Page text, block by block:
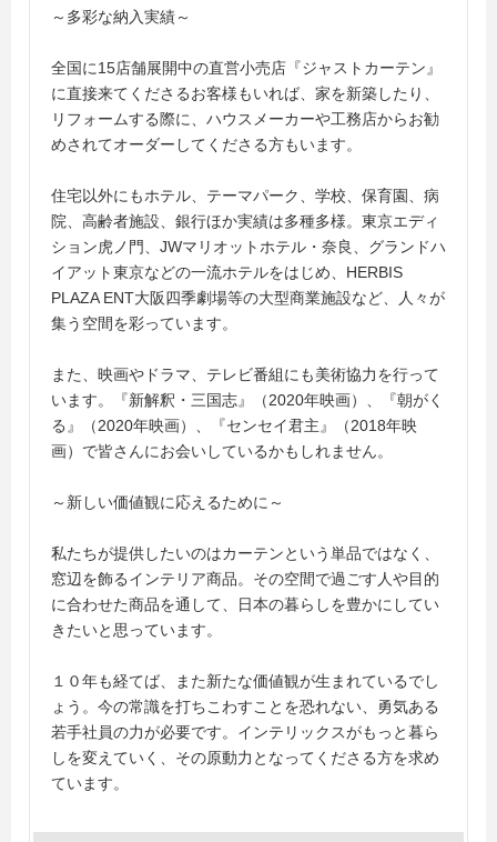
～多彩な納入実績～
全国に15店舗展開中の直営小売店『ジャストカーテン』
に直接来てくださるお客様もいれば、家を新築したり、
リフォームする際に、ハウスメーカーや工務店からお勧
めされてオーダーしてくださる方もいます。
住宅以外にもホテル、テーマパーク、学校、保育園、病
院、高齢者施設、銀行ほか実績は多種多様。東京エディ
ション虎ノ門、JWマリオットホテル・奈良、グランドハ
イアット東京などの一流ホテルをはじめ、HERBIS
PLAZA ENT大阪四季劇場等の大型商業施設など、人々が
集う空間を彩っています。
また、映画やドラマ、テレビ番組にも美術協力を行って
います。『新解釈・三国志』（2020年映画）、『朝がく
る』（2020年映画）、『センセイ君主』（2018年映
画）で皆さんにお会いしているかもしれません。
～新しい価値観に応えるために～
私たちが提供したいのはカーテンという単品ではなく、
窓辺を飾るインテリア商品。その空間で過ごす人や目的
に合わせた商品を通して、日本の暮らしを豊かにしてい
きたいと思っています。
１０年も経てば、また新たな価値観が生まれているでし
ょう。今の常識を打ちこわすことを恐れない、勇気ある
若手社員の力が必要です。インテリックスがもっと暮ら
しを変えていく、その原動力となってくださる方を求め
ています。